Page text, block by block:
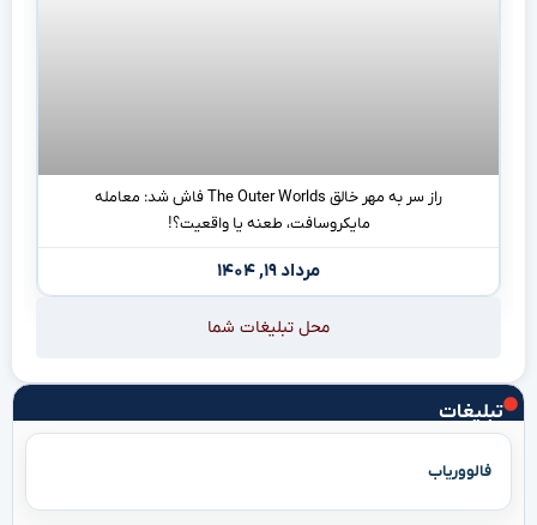
تبلیغات
فالووریاب
راز سر به مهر خالق The Outer Worlds فاش شد: معامله
مایکروسافت، طعنه یا واقعیت؟!
مرداد ۱۹, ۱۴۰۴
محل تبلیغات شما